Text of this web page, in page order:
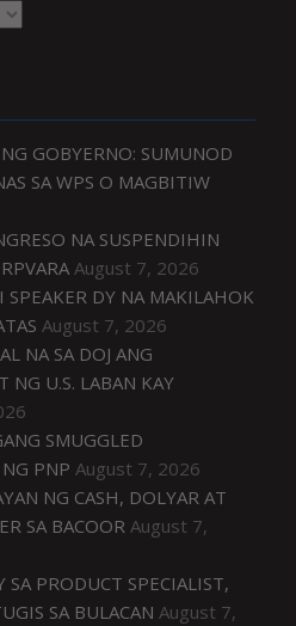
GOBYERNO: SUMUNOD
SA WPS O MAGBITIW
NA SUSPENDIHIN
August 7, 2026
DY NA MAKILAHOK
August 7, 2026
NA SA DOJ ANG
NG U.S. LABAN KAY
SMUGGLED
PNP August 7, 2026
NG CASH, DOLYAR AT
SA BACOOR August 7,
SA PRODUCT SPECIALIST,
SA BULACAN August 7,